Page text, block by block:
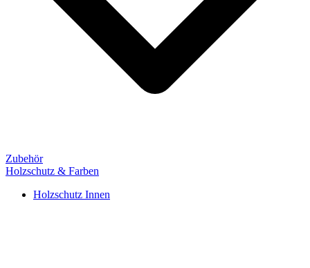
Zubehör
Holzschutz & Farben
Holzschutz Innen